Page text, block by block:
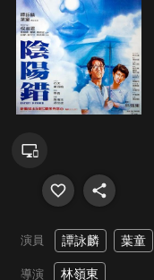
演員 譚詠麟 葉童
導演 林嶺東